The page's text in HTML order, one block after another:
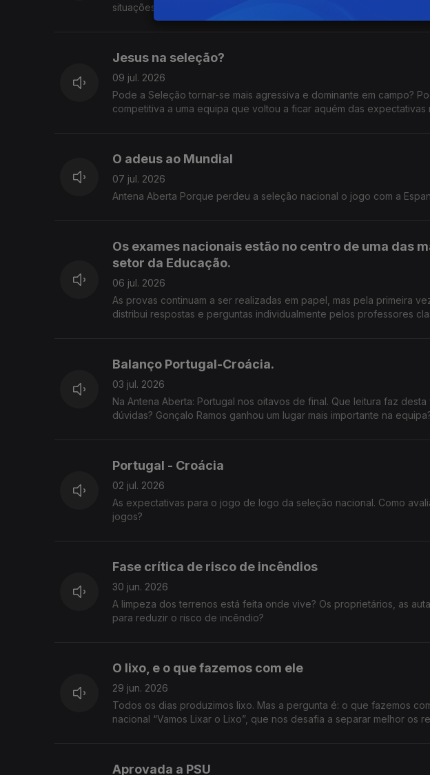
situações de escassez, aumento do consumo e pressão urbana? A
quem assume responsabilidades? A autarquia e o Governo trocam
Jesus na seleção?
09 jul. 2026
Pode a Seleção tornar-se mais agressiva e dominante em campo?
competitiva a uma equipa que voltou a ficar aquém das expectativas
O adeus ao Mundial
07 jul. 2026
Antena Aberta Porque perdeu a seleção nacional o jogo com a
Os exames nacionais estão no centro de uma das
setor da Educação.
06 jul. 2026
As provas continuam a ser realizadas em papel, mas pela primeira
distribui respostas e perguntas individualmente pelos professores classificadores. As
forma justa e rigorosa? As falhas conhecidas justificam uma revisão do processo ou considera que a modernização da
Balanço Portugal-Croácia.
03 jul. 2026
Na Antena Aberta: Portugal nos oitavos de final. Que leitura faz
dúvidas? Gonçalo Ramos ganhou um lugar mais importante na
Portugal - Croácia
02 jul. 2026
As expectativas para o jogo de logo da seleção nacional. Como
jogos?
Fase crítica de risco de incêndios
30 jun. 2026
A limpeza dos terrenos está feita onde vive? Os proprietários, as
para reduzir o risco de incêndio?
O lixo, e o que fazemos com ele
29 jun. 2026
Todos os dias produzimos lixo. Mas a pergunta é: o que fazemos
nacional “Vamos Lixar o Lixo”, que nos desafia a separar melhor os
Aprovada a PSU